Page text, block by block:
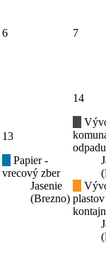
6 7
13
Papier -
vrecový zber
Jasenie
(Brezno)
14
odpadu